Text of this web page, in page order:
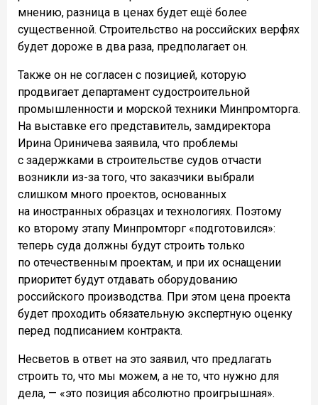
мнению, разница в ценах будет ещё более
существенной. Строительство на российских верфях
будет дороже в два раза, предполагает он.
Также он не согласен с позицией, которую
продвигает департамент судостроительной
промышленности и морской техники Минпромторга.
На выставке его представитель, замдиректора
Ирина Ориничева заявила, что проблемы
с задержками в строительстве судов отчасти
возникли из-за того, что заказчики выбрали
слишком много проектов, основанных
на иностранных образцах и технологиях. Поэтому
ко второму этапу Минпромторг «подготовился»:
теперь суда должны будут строить только
по отечественным проектам, и при их оснащении
приоритет будут отдавать оборудованию
российского производства. При этом цена проекта
будет проходить обязательную экспертную оценку
перед подписанием контракта.
Несветов в ответ на это заявил, что предлагать
строить то, что мы можем, а не то, что нужно для
дела, — «это позиция абсолютно проигрышная».